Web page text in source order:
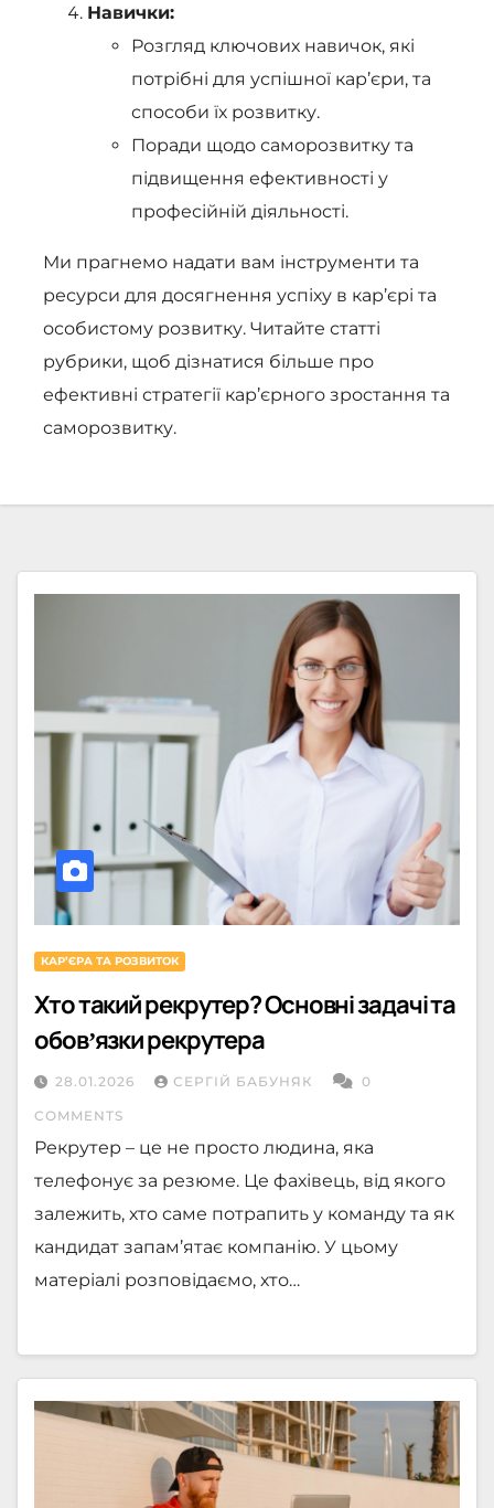
Навички:
Розгляд ключових навичок, які
потрібні для успішної кар’єри, та
способи їх розвитку.
Поради щодо саморозвитку та
підвищення ефективності у
професійній діяльності.
Ми прагнемо надати вам інструменти та
ресурси для досягнення успіху в кар’єрі та
особистому розвитку. Читайте статті
рубрики, щоб дізнатися більше про
ефективні стратегії кар’єрного зростання та
саморозвитку.
КАРʼЄРА ТА РОЗВИТОК
Хто такий рекрутер? Основні задачі та
обовʼязки рекрутера
28.01.2026 СЕРГІЙ БАБУНЯК 0
COMMENTS
Рекрутер – це не просто людина, яка
телефонує за резюме. Це фахівець, від якого
залежить, хто саме потрапить у команду та як
кандидат запам’ятає компанію. У цьому
матеріалі розповідаємо, хто…